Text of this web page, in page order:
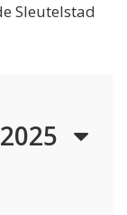
Sleutelstad